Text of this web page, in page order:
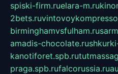
spiski-firm.ruelara-m.ru
2bets.ru
birminghamvsfulham.ru
amadis-chocolate.ru
kanotiforet.spb.ru
praga.spb.rufalcorussia.ru